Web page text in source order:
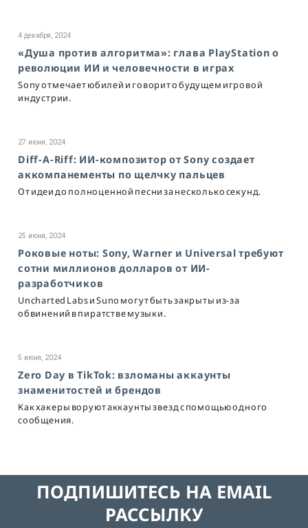
4 декабря, 2024
«Душа против алгоритма»: глава PlayStation о
революции ИИ и человечности в играх
Sony отмечает юбилей и говорит о будущем игровой
индустрии.
27 июня, 2024
Diff-A-Riff: ИИ-композитор от Sony создает
аккомпанементы по щелчку пальцев
От идеи до полноценной песни за несколько секунд.
25 июня, 2024
Роковые ноты: Sony, Warner и Universal требуют
сотни миллионов долларов от ИИ-
разработчиков
Uncharted Labs и Suno могут быть закрыты из-за
обвинений в пиратстве музыки.
5 июня, 2024
Zero Day в TikTok: взломаны аккаунты
знаменитостей и брендов
Как хакеры воруют аккаунты звезд с помощью одного
сообщения.
ПОДПИШИТЕСЬ НА EMAIL
РАССЫЛКУ